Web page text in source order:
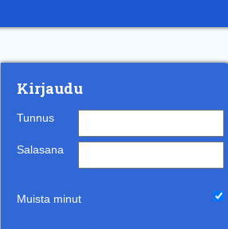
Kirjaudu
Tunnus
Salasana
Muista minut